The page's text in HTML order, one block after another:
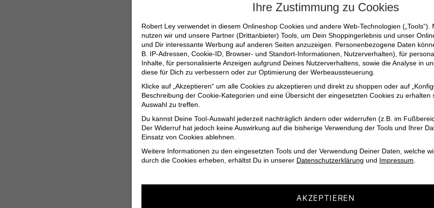
Weicher
Zeitloses
Modische
Ideal für den
Vielseitig
Greif zu und mach
Deiner Garderobe.
Produktdetails
Ihre Zustimmung zu Cookies
Robert Ley verwendet in diesem Onlineshop Cookies und andere Web-Technologien („Tools“).
nutzen wir und unsere Partner (Drittanbieter) Tools, um Dein Shoppingerlebnis und unser
und Dir interessante Werbung auf anderen Seiten anzuzeigen. Personenbezogene Daten
B. IP-Adressen, Cookie-ID, Browser- und Standort-Informationen, Nutzerverhalten), für
Inhalte, für personalisierte Anzeigen aufgrund Deines Nutzerverhaltens, sowie die Analyse in
diese für Dich zu verbessern oder zur Optimierung der Werbeaussteuerung.
Klicke auf „Akzeptieren“ um alle Cookies zu akzeptieren und direkt zu shoppen oder auf
Beschreibung der Cookie-Kategorien und eine Übersicht der eingesetzten Cookies zu erhalten
Auswahl zu treffen.
Du kannst Deine Tool-Auswahl jederzeit nachträglich ändern oder widerrufen (z.B. im
Der Widerruf hat jedoch keine Auswirkung auf die bisherige Verwendung der Tools und Ihrer
Einsatz von Cookies ablehnen.
Weitere Informationen zu den eingesetzten Tools und der Verwendung Deiner Daten, welche
durch die Cookies erheben, erhältst Du in unserer Datenschutzerklärung und Impressum.
AKZEPTIEREN